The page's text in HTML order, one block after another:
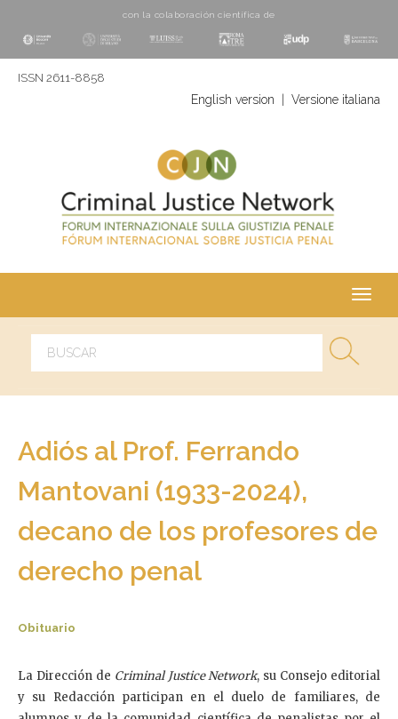
con la colaboración cientí­fica de
ISSN 2611-8858
English version Versione italiana
Adiós al Prof. Ferrando
Mantovani (1933-2024),
decano de los profesores de
derecho penal
Obituario
La Dirección de Criminal Justice Network, su Consejo editorial
y su Redacción participan en el duelo de familiares, de